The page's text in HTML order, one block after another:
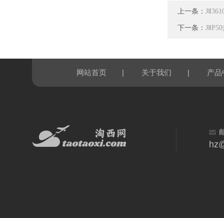
上一条：
下一条：
网站首页 | 关于我们 | 产品